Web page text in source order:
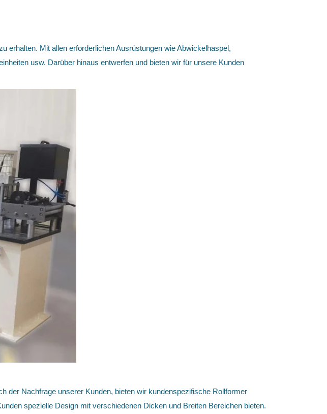
erhalten. Mit allen erforderlichen Ausrüstungen wie Abwickelhaspel,
usw. Darüber hinaus entwerfen und bieten wir für unsere Kunden
der Nachfrage unserer Kunden, bieten wir kundenspezifische Rollformer
spezielle Design mit verschiedenen Dicken und Breiten Bereichen bieten.